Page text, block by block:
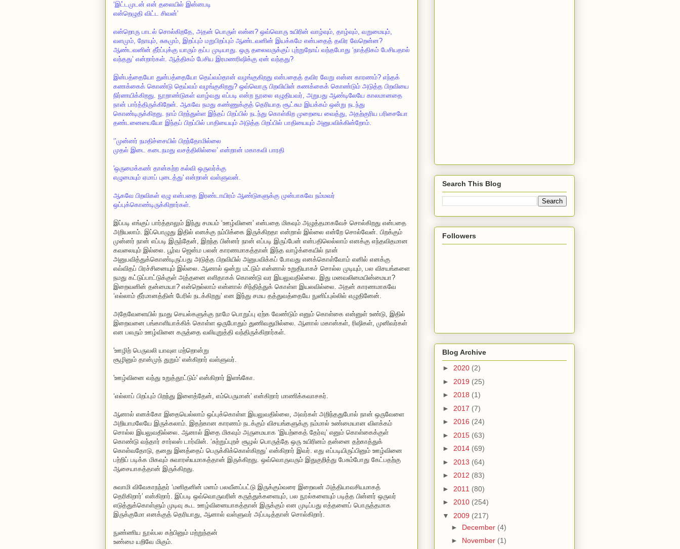
‘இட்டமுடன் என் தலையில் இன்னபடி
என்றெழுதி விட்ட சிவன்’
என்றொரு பாடல் சொல்கிறதே, அதன் பொருள் என்ன? ஒவ்வொரு உயிரின் வாழ்வும், தாழ்வும், வறுமையும்,
வளமும், நோயும், சுகமும், இறப்பும் மறுபிறப்பும் ஆண்டவனின் இயக்கமே என்பதைத் தவிர வேறென்ன?
ஆண்டவனின் தீர்ப்புக்கு யாரும் தப்ப முடியாது. ஒரு தலைவருக்குப் புற்றுநோய் வந்தபோது ‘நாத்திகம் பேசியதால்
வந்தது’ என்றார்கள். ஆத்திகம் பேசிய இரமணரிஷிக்கு ஏன் வந்தது?
இன்பத்தையோ துன்பத்தையோ தெய்வம்தான் வழங்குகிறது என்பதைத் தவிர வேறு என்ன காரணம்? எந்தக்
கணக்கைக் கொண்டு தெய்வம் வழங்குகிறது? ஒவ்வொரு பிறவியின் கணக்கைக் கொண்டும் அடுத்த பிறவியை
நிர்ணயிக்கிறது. நூறாண்டுகள் வாழ்வது எப்படி என்ற நூலை எழுதியவர், அறுபது ஆண்டிலேயே காலமானதை
நான் பார்த்திருக்கிறேன். ஆகவே நமது கண்ணுக்குத் தெரியாத சூட்சும இயக்கம் ஒன்று நடந்து
கொண்டிருக்கிறது. நாம் பிறந்துள்ள இந்தப் பிறப்பில் நடந்து கொள்கிற முறையை வைத்து, அதற்குரிய பரிசையோ
தண்டனையையோ இந்தப் பிறப்பில் பாதியையும் அடுத்த பிறப்பில் பாதியையும் அனுபவிக்கின்றோம்.
‘’முன்னர் நமதிச்சையில் பிறந்தோமில்லை
முதல் இடை கடைநமது வசத்திலில்லை’ என்றான் மகாகவி பாரதி
'ஒருமைக்கண் தான்கற்ற கல்வி ஒருவர்க்கு
எழுமையும் ஏமாப் புடைத்து' என்றான் வள்ளுவன்.
ஆகவே பிறவிகள் ஏழு என்பதை இரண்டாயிரம் ஆண்டுகளுக்கு முன்பாகவே நம்மவர்
ஒப்புக்கொண்டிருக்கிறார்கள்.
இப்படி எங்குப் பார்த்தாலும் இந்து சமயம் ‘ஊழ்வினை’ என்பதை மிகவும் அழுத்தமாகவேச் சொல்கிறது என்பதை
அறியலாம். இப்பொழுது இதில் எனக்கு நம்பிக்கை இருக்கிறதா என்றால் இல்லை என்றே சொல்வேன். பிறக்கும்
முன்னர் நான் எப்படி இருந்தேன், இறந்த பின்னர் நான் எப்படி இருப்பேன் என்பதிலெல்லாம் எனக்கு எந்தவிதமான
கவலையும் இல்லை. பூர்வ ஜென்ம பலன் காரணமாகத்தான் இந்த வாழ்க்கையில் நான்
அனுபவித்துக்கொண்டிருப்பது அடுத்த பிறவியில் அனுபவிக்கப் போவது எனக்கொள்வோம் எனில் எனக்கு
எவ்விதப் பிரச்சினையும் இல்லை. ஆனால் ஒன்று மட்டும் என்னால் உறுதியாகச் சொல்ல முடியும், பல விசயங்களை
நமது கட்டுப்பாட்டுக்குள் அத்தனை எளிதாகக் கொண்டு வர இயலுவதில்லை. இது மனவலிமையின்மையா?
இறைவனின் தன்மையா? என்றெல்லாம் என்னால் சிந்தித்துக் கொள்ள இயலவில்லை. அதன் காரணமாகவே
‘எல்லாம் தீர்மானத்தின் பேரில் நடக்கிறது’ என இந்து சமய தத்துவத்தையே நுனிப்புல்லில் எழுதினேன்.
அதேவேளையில் நமது செயல்களுக்கு நாமே பொறுப்பு ஏற்க வேண்டும் எனும் கொள்கை என்னுள் உண்டு, இதில்
இறைவனை பங்காளியாக்கிக் கொள்ள ஒருபோதும் துணிவதுமில்லை. ஆனால் மகான்கள், ரிஷிகள், முனிவர்கள்
என பலரும் ஊழ்வினை கருத்தை வலியுறுத்தி வந்திருக்கிறார்கள்.
'ஊழிற் பெருவலி யாவுள மற்றொன்று
சூழினும் தான்முந் துறும்' என்கிறார் வள்ளுவர்.
'ஊழ்வினை வந்து உறுத்தூட்டும்' என்கிறார் இளங்கோ.
‘எல்லாப் பிறப்பும் பிறந்து இளைத்தேன், எம்பெருமான்’ என்கிறார் மாணிக்கவாசகர்.
ஆனால் எனக்கோ இதையெல்லாம் ஒப்புக்கொள்ள இயலுவதில்லை, அவர்கள் அறிந்ததுபோல் நான் ஒருவேளை
அறியாமலேயே இருக்கலாம். இதற்கான காரணம் நடக்கும் விசயங்களுக்கு நம்மால் உண்மையான விளக்கம்
சொல்ல இயலுவதில்லை. ஆனால் இதை மிகவும் அருமையாக ‘இயற்கைத் தேர்வு’ எனும் கொள்கைக்குள்
கொண்டு வந்தார் சார்லஸ் டார்வின். ‘சுற்றுப்புறச் சூழல் பொருத்தே ஒரு உயிரினம் தன்னை தற்காத்துக்
கொள்வதோடு, தனது இனத்தைப் பெருக்கிக்கொள்கிறது’ என்கிறார் இவர். எது எப்படியிருப்பினும் ஊழ்வினை
பற்றிப் படிக்க மிகவும் சுவாரஸ்யமாகத்தான் இருக்கிறது. ஒவ்வொருவரும் இதுகுறித்து பேசும்போது கேட்பதற்கு
ஆசையாகத்தான் இருக்கிறது.
சுவாமி விவேகாநந்தர் ‘மனிதனின் மனம் பலவீனப்பட்டு இருக்கும்வரை இறைவன் அத்தியாவசியமாகத்
தெரிகிறார்’ என்கிறார். இப்படி ஒவ்வொருவரின் கருத்துக்களையும், பல நூல்களையும் படித்த பின்னர் ஒருவர்
எடுத்துக்கொள்ளும் முடிவு கூட ஊழ்வினையாகத்தான் இருக்கும் என முடிப்பது எத்தனைப் பொருத்தமாக
இருக்குமோ எனக்குத் தெரியாது, ஆனால் வள்ளுவர் அப்படித்தான் சொல்கிறார்.
நுண்ணிய நூல்பல கற்பினும் மற்றுந்தன்
உண்மை யறிவே மிகும்.
Search This Blog
Followers
Blog Archive
► 2020 (2)
► 2019 (25)
► 2018 (1)
► 2017 (7)
► 2016 (24)
► 2015 (63)
► 2014 (69)
► 2013 (64)
► 2012 (83)
► 2011 (80)
► 2010 (254)
▼ 2009 (217)
► December (4)
► November (1)